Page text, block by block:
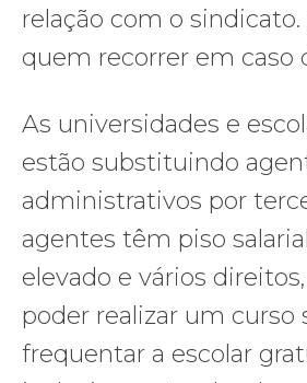
relação com o sindicato.
quem recorrer em caso
As universidades e
estão substituindo
administrativos por
agentes têm piso
elevado e vários
poder realizar um curso
frequentar a escolar